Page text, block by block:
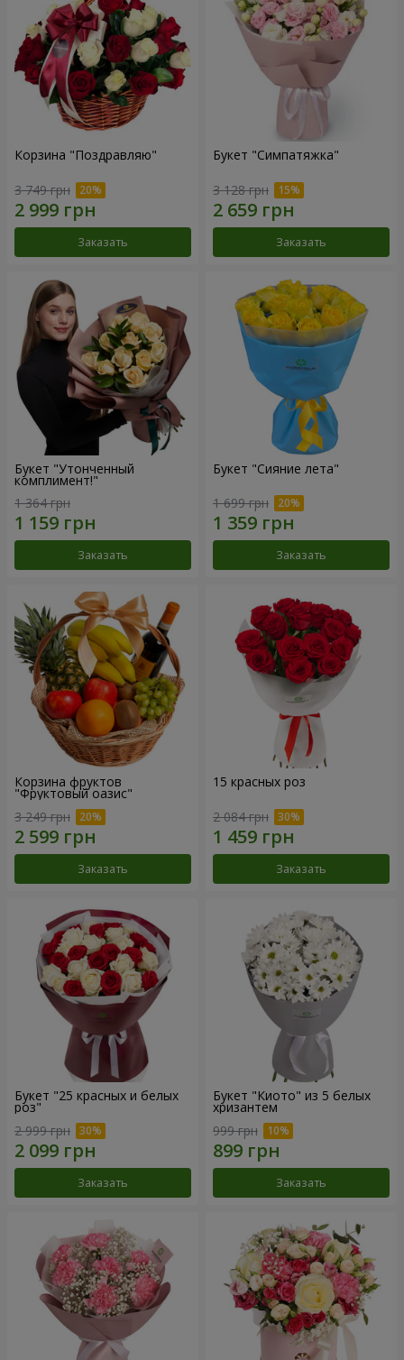
Корзина "Поздравляю"
3 749 грн
Заказать
Букет "Симпатяжка"
3 128 грн
Заказать
Букет "Утонченный
комплимент!"
1 364 грн
Заказать
Букет "Сияние лета"
1 699 грн
Заказать
Корзина фруктов
"Фруктовый оазис"
3 249 грн
Заказать
15 красных роз
2 084 грн
Заказать
Букет "25 красных и белых
роз"
2 999 грн
Заказать
Букет "Киото" из 5 белых
хризантем
999 грн
Заказать